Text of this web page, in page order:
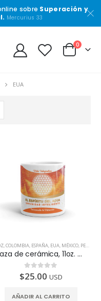
sobre Superación y
Mercurius 33
0
EUA
INTELIGENTES,TAZAS
,COLOMBIA, ESPAÑA, EUA, MÉXICO, PERÚ
Taza de cerámica, 11oz. Diseñada para fortalecer el Páncreas
0de 5
$25.00 USD
AÑADIR AL CARRITO